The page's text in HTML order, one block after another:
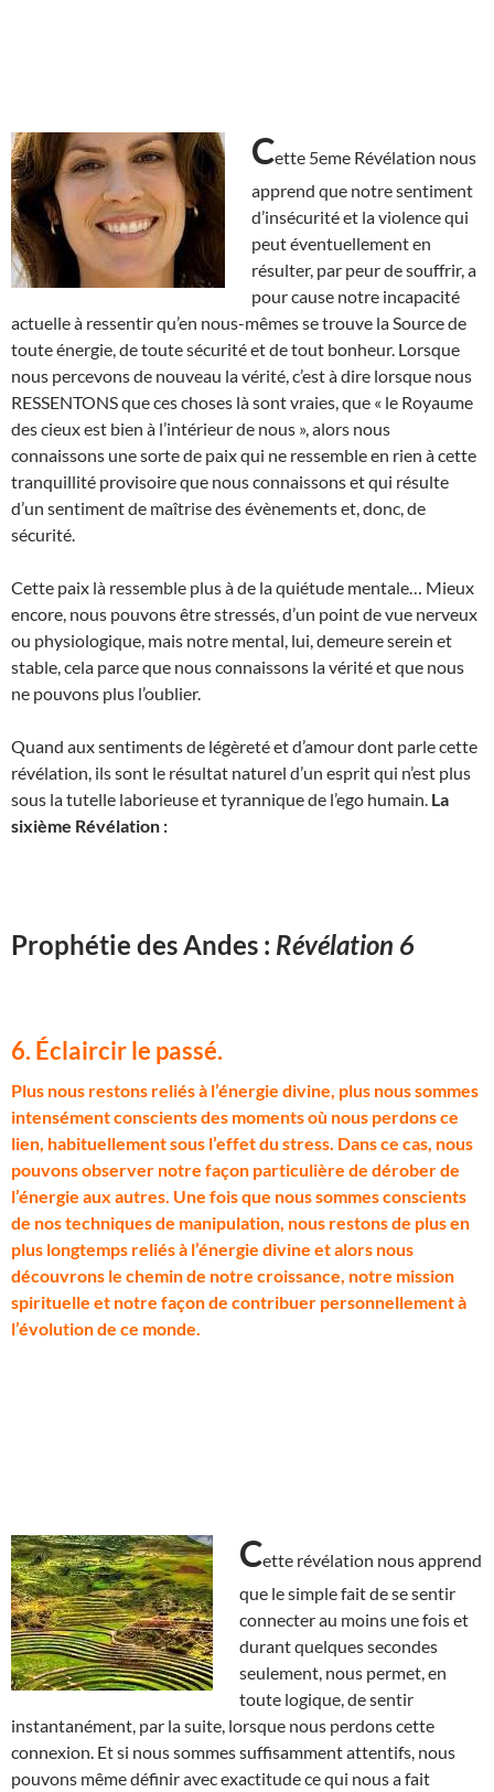
Cette 5eme Révélation nous
apprend que notre sentiment
d’insécurité et la violence qui
peut éventuellement en
résulter, par peur de souffrir, a
pour cause notre incapacité
actuelle à ressentir qu’en nous-mêmes se trouve la Source de
toute énergie, de toute sécurité et de tout bonheur. Lorsque
nous percevons de nouveau la vérité, c’est à dire lorsque nous
RESSENTONS que ces choses là sont vraies, que « le Royaume
des cieux est bien à l’intérieur de nous », alors nous
connaissons une sorte de paix qui ne ressemble en rien à cette
tranquillité provisoire que nous connaissons et qui résulte
d’un sentiment de maîtrise des évènements et, donc, de
sécurité.
Cette paix là ressemble plus à de la quiétude mentale… Mieux
encore, nous pouvons être stressés, d’un point de vue nerveux
ou physiologique, mais notre mental, lui, demeure serein et
stable, cela parce que nous connaissons la vérité et que nous
ne pouvons plus l’oublier.
Quand aux sentiments de légèreté et d’amour dont parle cette
révélation, ils sont le résultat naturel d’un esprit qui n’est plus
sous la tutelle laborieuse et tyrannique de l’ego humain. La
sixième Révélation :
Prophétie des Andes : Révélation 6
6. Éclaircir le passé.
Plus nous restons reliés à l’énergie divine, plus nous sommes
intensément conscients des moments où nous perdons ce
lien, habituellement sous l’effet du stress. Dans ce cas, nous
pouvons observer notre façon particulière de dérober de
l’énergie aux autres. Une fois que nous sommes conscients
de nos techniques de manipulation, nous restons de plus en
plus longtemps reliés à l’énergie divine et alors nous
découvrons le chemin de notre croissance, notre mission
spirituelle et notre façon de contribuer personnellement à
l’évolution de ce monde.
Cette révélation nous apprend
que le simple fait de se sentir
connecter au moins une fois et
durant quelques secondes
seulement, nous permet, en
toute logique, de sentir
instantanément, par la suite, lorsque nous perdons cette
connexion. Et si nous sommes suffisamment attentifs, nous
pouvons même définir avec exactitude ce qui nous a fait